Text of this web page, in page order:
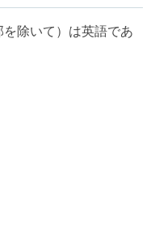
除いて）は英語であ